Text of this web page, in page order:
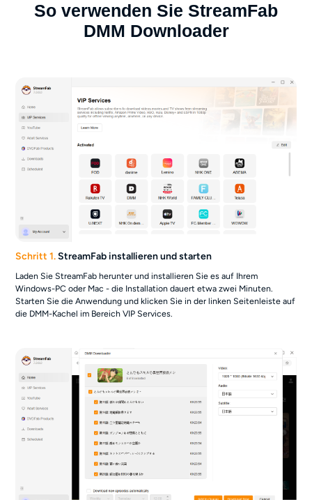
So verwenden Sie StreamFab
DMM Downloader
Schritt 1.StreamFab installieren und starten
Laden Sie StreamFab herunter und installieren Sie es auf Ihrem
Windows-PC oder Mac - die Installation dauert etwa zwei Minuten.
Starten Sie die Anwendung und klicken Sie in der linken Seitenleiste auf
die DMM-Kachel im Bereich VIP Services.